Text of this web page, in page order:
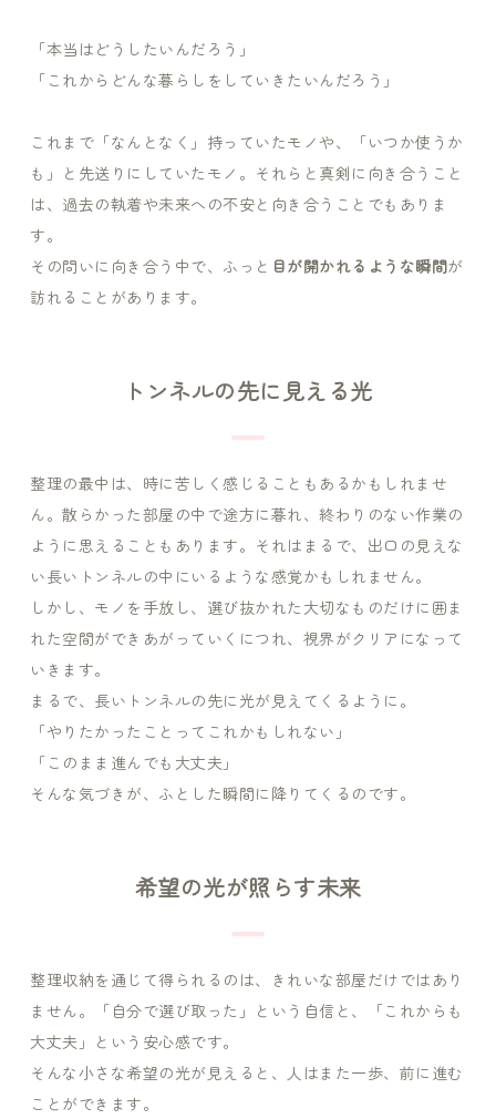
「本当はどうしたいんだろう」
「これからどんな暮らしをしていきたいんだろう」
これまで「なんとなく」持っていたモノや、「いつか使うか
も」と先送りにしていたモノ。それらと真剣に向き合うこと
は、過去の執着や未来への不安と向き合うことでもありま
す。
その問いに向き合う中で、ふっと 目が開かれるような瞬間が
訪れることがあります。
トンネルの先に見える光
整理の最中は、時に苦しく感じることもあるかもしれませ
ん。散らかった部屋の中で途方に暮れ、終わりのない作業の
ように思えることもあります。それはまるで、出口の見えな
い長いトンネルの中にいるような感覚かもしれません。
しかし、モノを手放し、選び抜かれた大切なものだけに囲ま
れた空間ができあがっていくにつれ、視界がクリアになって
いきます。
まるで、長いトンネルの先に光が見えてくるように。
「やりたかったことってこれかもしれない」
「このまま進んでも大丈夫」
そんな気づきが、ふとした瞬間に降りてくるのです。
希望の光が照らす未来
整理収納を通じて得られるのは、きれいな部屋だけではあり
ません。「自分で選び取った」という自信と、「これからも
大丈夫」という安心感です。
そんな小さな希望の光が見えると、人はまた一歩、前に進む
ことができます。